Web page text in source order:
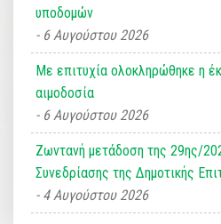
υποδομών
6 Αυγούστου 2026
Με επιτυχία ολοκληρώθηκε η
αιμοδοσία
6 Αυγούστου 2026
Ζωντανή μετάδοση της 29ης/
Συνεδρίασης της Δημοτικής
4 Αυγούστου 2026